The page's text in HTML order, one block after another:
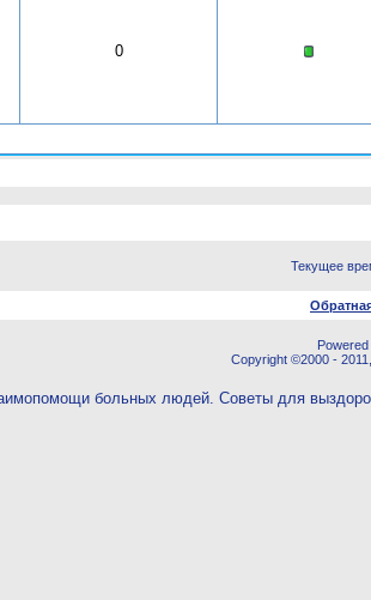
0
Текущее
Copyright ©2000 -
больных людей. Советы для